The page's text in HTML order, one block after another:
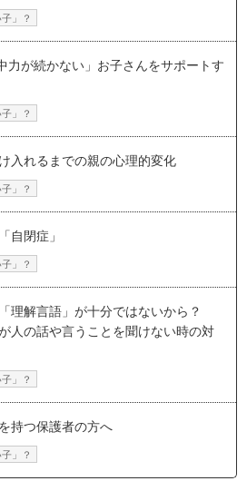
」？
力が続かない」お子さんをサポートす
」？
入れるまでの親の心理的変化
」？
自閉症」
」？
理解言語」が十分ではないから？
人の話や言うことを聞けない時の対
」？
持つ保護者の方へ
」？